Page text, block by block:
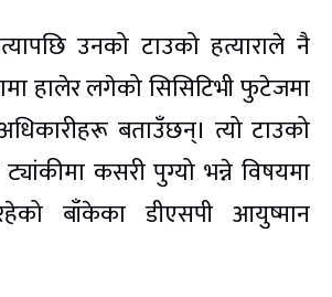
उनको टाउको हत्याराले नै
हालेर लगेको सिसिटिभी फुटेजमा
बताउँछन्। त्यो टाउको
कसरी पुग्यो भन्ने विषयमा
बाँकेका डीएसपी आयुष्मान